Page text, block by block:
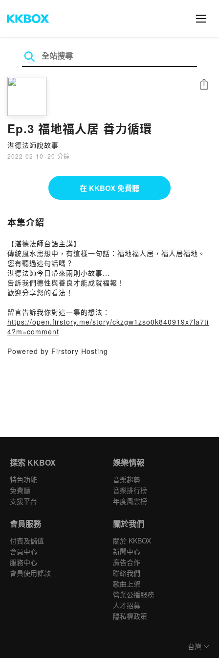
Ep.3 福地福人居 善力循環
湛德法師說故事
2022-02-10 · 20 分鐘
分享
在 KKBOX 免費聽
本集介紹
【湛德法師台語主講】
傳統風水思想中，有這樣一句話：福地福人居，福人居福地。
您有聽過這句話嗎？
湛德法師今日帶來兩則小故事...
告訴我們德性與善良才能成就福報！
歡迎分享您的看法！
留言告訴我你對這一集的想法：
https://open.firstory.me/story/ckzgw1zso0k840919x7la7ti
4?m=comment
Powered by Firstory Hosting
探索 KKBOX
特色功能
免費聽
支援平台
娛樂情報
音樂趨勢
音樂排行榜
年度風雲榜
會員服務
付費及儲值
會員中心
服務中心
會員使用條款
關於我們
關於 KKBOX
新聞中心
廣告合作
聯絡我們
歌曲上架
營業公播服務
人才招募
隱私權政策
台灣